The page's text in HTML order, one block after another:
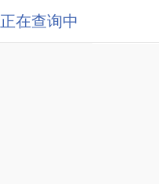
正在查询中